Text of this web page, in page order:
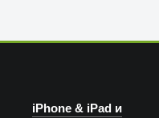
iPhone & iPad и